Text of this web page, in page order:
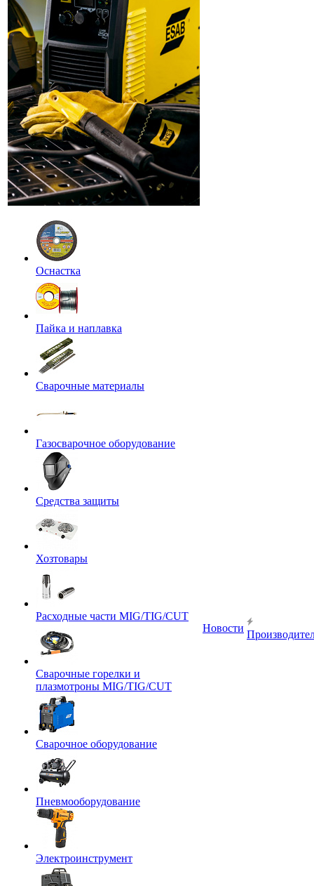
Оснастка
Пайка и наплавка
Сварочные материалы
Газосварочное оборудование
Средства защиты
Хозтовары
Расходные части MIG/TIG/CUT
Сварочные горелки и
плазмотроны MIG/TIG/CUT
Сварочное оборудование
Пневмооборудование
Электроинструмент
Новости